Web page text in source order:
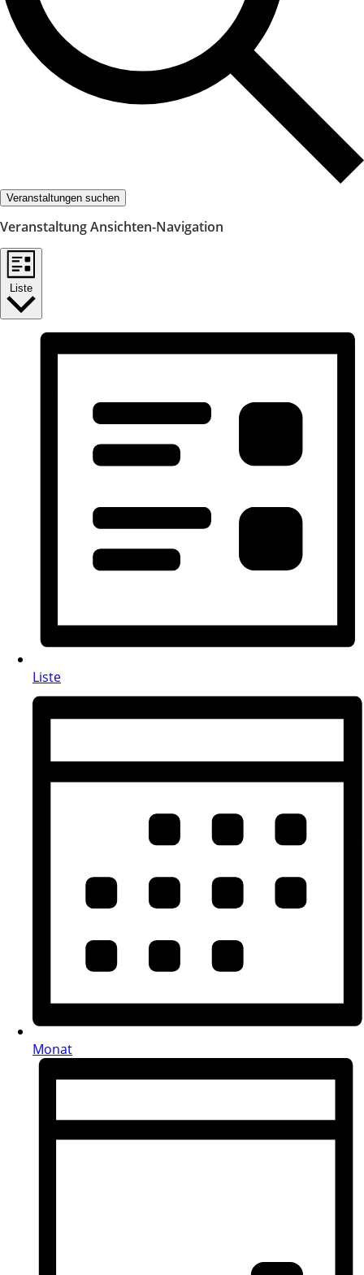
Veranstaltungen suchen
Veranstaltung Ansichten-Navigation
Liste
Liste
Monat